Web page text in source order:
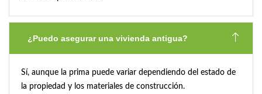
¿Puedo asegurar una vivienda antigua?
Sí, aunque la prima puede variar dependiendo del estado de
la propiedad y los materiales de construcción.